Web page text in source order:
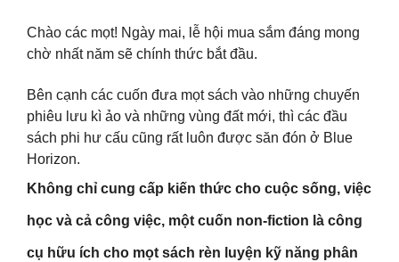
Chào các mọt! Ngày mai, lễ hội mua sắm đáng mong
chờ nhất năm sẽ chính thức bắt đầu.
Bên cạnh các cuốn đưa mọt sách vào những chuyến
phiêu lưu kì ảo và những vùng đất mới, thì các đầu
sách phi hư cấu cũng rất luôn được săn đón ở Blue
Horizon.
Không chỉ cung cấp kiến thức cho cuộc sống, việc
học và cả công việc, một cuốn non-fiction là công
cụ hữu ích cho mọt sách rèn luyện kỹ năng phân